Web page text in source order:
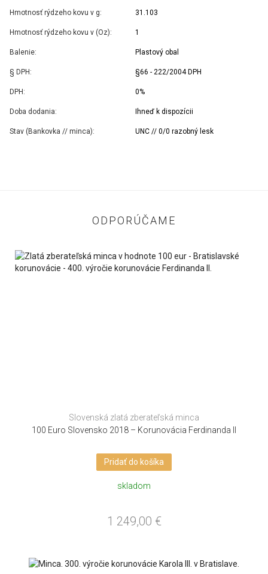
Hmotnosť rýdzeho kovu v g: 31.103
Hmotnosť rýdzeho kovu v (Oz): 1
Balenie: Plastový obal
§ DPH: §66 - 222/2004 DPH
DPH: 0%
Doba dodania: Ihneď k dispozícii
Stav (Bankovka // minca): UNC // 0/0 razobný lesk
ODPORÚČAME
Slovenská zlatá zberateľská minca
100 Euro Slovensko 2018 – Korunovácia Ferdinanda II
Pridať do košíka
skladom
1 249,00 €